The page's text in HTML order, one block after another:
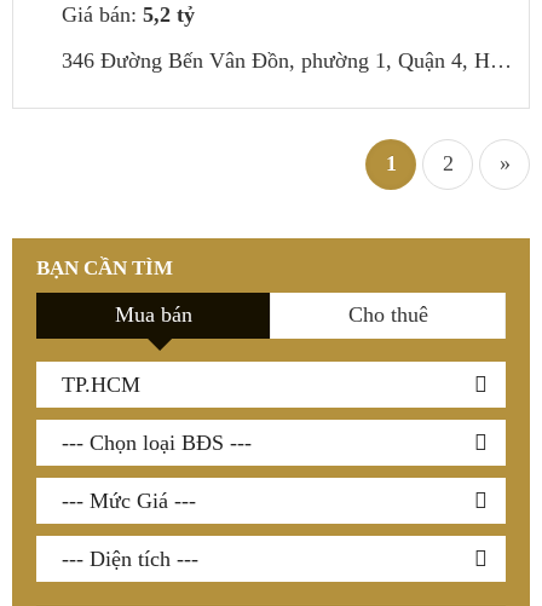
Giá bán: 5,2 tỷ
346 Đường Bến Vân Đồn, phường 1, Quận 4, Hồ Chí Minh, Việt Nam
1 2 »
BẠN CẦN TÌM
Mua bán Cho thuê